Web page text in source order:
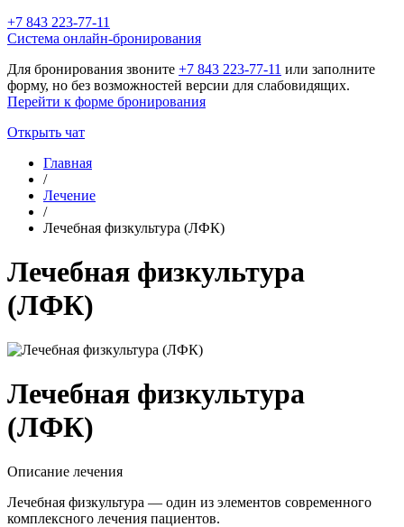
+7 843 223-77-11
Cистема онлайн-бронирования
Для бронирования звоните +7 843 223-77-11 или заполните
форму, но без возможностей версии для слабовидящих.
Перейти к форме бронирования
Открыть чат
Главная
/
Лечение
/
Лечебная физкультура (ЛФК)
Лечебная физкультура
(ЛФК)
Лечебная физкультура
(ЛФК)
Описание лечения
Лечебная физкультура — один из элементов современного
комплексного лечения пациентов.